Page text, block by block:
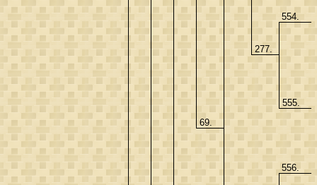
69.
277.
554.
555.
556.